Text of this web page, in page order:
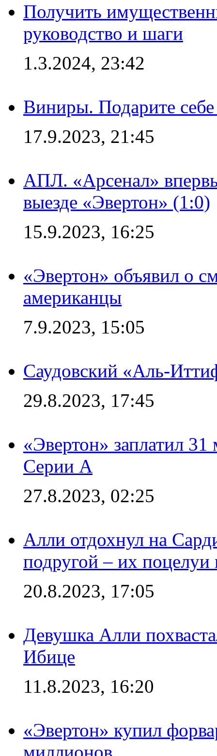
Получить
руководство и шаги
1.3.2024, 23:42
Виниры. Подарите
17.9.2023, 21:45
АПЛ. «Арсенал»
выезде «Эвертон» (1:0)
15.9.2023, 16:25
«Эвертон» объявил о
американцы
7.9.2023, 15:05
Саудовский «Аль-
29.8.2023, 17:45
«Эвертон» заплатил
Серии А
27.8.2023, 02:25
Алли отдохнул на
подругой – их поцелуи
20.8.2023, 17:05
Девушка Алли
Ибице
11.8.2023, 16:20
«Эвертон» купил
миллионов